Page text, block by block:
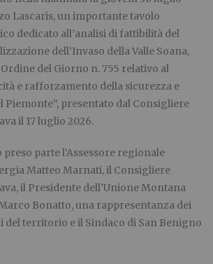
Lascaris, un importante tavolo
dedicato all’analisi di fattibilità del
dell’Invaso della Valle Soana,
del Giorno n. 755 relativo al
e rafforzamento della sicurezza e
Piemonte”, presentato dal Consigliere
il 17 luglio 2026.
parte l’Assessore regionale
Matteo Marnati, il Consigliere
il Presidente dell’Unione Montana
Bonatto, una rappresentanza dei
del territorio e il Sindaco di San Benigno